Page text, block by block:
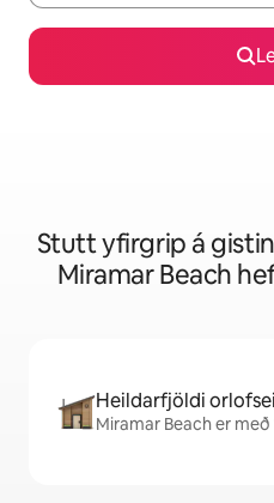
Stutt yfirgrip á
Miramar Beach
Heildarfjöldi
Miramar Beach er